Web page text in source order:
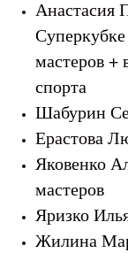
Анастасия
мастеров +
спорта
Шабурин
Ерастова
Яковенко
мастеров
Яризко
Жилина